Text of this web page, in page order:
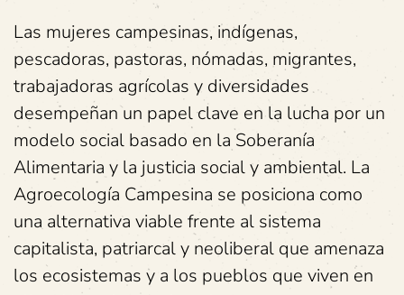
Las mujeres campesinas, indígenas,
pescadoras, pastoras, nómadas, migrantes,
trabajadoras agrícolas y diversidades
desempeñan un papel clave en la lucha por un
modelo social basado en la Soberanía
Alimentaria y la justicia social y ambiental. La
Agroecología Campesina se posiciona como
una alternativa viable frente al sistema
capitalista, patriarcal y neoliberal que amenaza
los ecosistemas y a los pueblos que viven en